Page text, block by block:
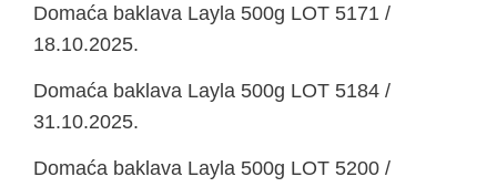
Domaća baklava Layla 500g LOT 5171 /
18.10.2025.
Domaća baklava Layla 500g LOT 5184 /
31.10.2025.
Domaća baklava Layla 500g LOT 5200 /